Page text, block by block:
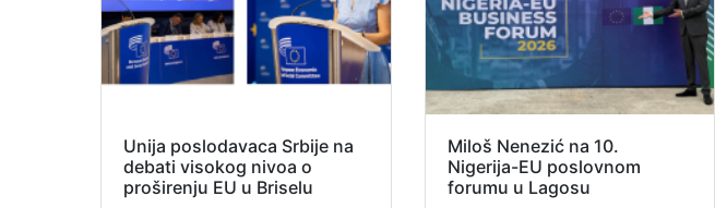
Unija poslodavaca Srbije na
debati visokog nivoa o
proširenju EU u Briselu
Miloš Nenezić na 10.
Nigerija-EU poslovnom
forumu u Lagosu